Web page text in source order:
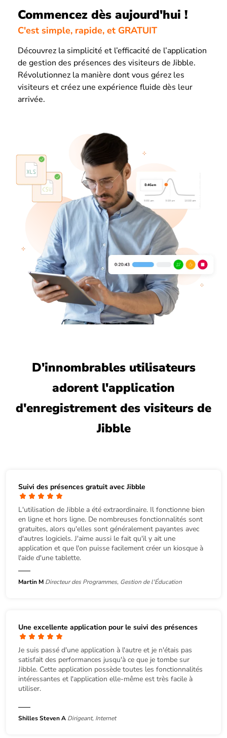
Commencez dès aujourd'hui !
C'est simple, rapide, et GRATUIT
Découvrez la simplicité et l’efficacité de l’application
de gestion des présences des visiteurs de Jibble.
Révolutionnez la manière dont vous gérez les
visiteurs et créez une expérience fluide dès leur
arrivée.
D'innombrables utilisateurs
adorent l'application
d'enregistrement des visiteurs de
Jibble
Suivi des présences gratuit avec Jibble
L'utilisation de Jibble a été extraordinaire. Il fonctionne bien
en ligne et hors ligne. De nombreuses fonctionnalités sont
gratuites, alors qu'elles sont généralement payantes avec
d'autres logiciels. J'aime aussi le fait qu'il y ait une
application et que l'on puisse facilement créer un kiosque à
l'aide d'une tablette.
Martin M Directeur des Programmes, Gestion de l'Éducation
Une excellente application pour le suivi des présences
Je suis passé d'une application à l'autre et je n'étais pas
satisfait des performances jusqu'à ce que je tombe sur
Jibble. Cette application possède toutes les fonctionnalités
intéressantes et l'application elle-même est très facile à
utiliser.
Shilles Steven A Dirigeant, Internet